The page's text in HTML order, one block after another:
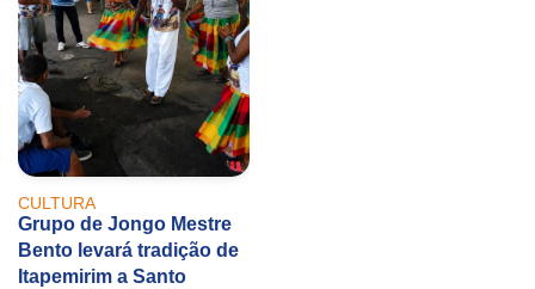
CULTURA
Grupo de Jongo Mestre
Bento levará tradição de
Itapemirim a Santo